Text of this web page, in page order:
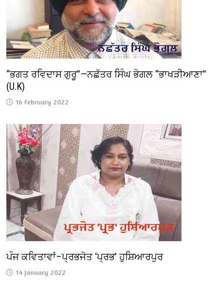
“ਭਗਤ ਰਵਿਦਾਸ ਗੁਰੂ”—ਨਛੱਤਰ ਸਿੰਘ ਭੋਗਲ “ਭਾਖੜੀਆਣਾ”
(U.K)
16 February 2022
ਪੰਜ ਕਵਿਤਾਵਾਂ–ਪ੍ਰਭਜੋਤ ‘ਪ੍ਰਭ’ ਹੁਸ਼ਿਆਰਪੁਰ
14 January 2022